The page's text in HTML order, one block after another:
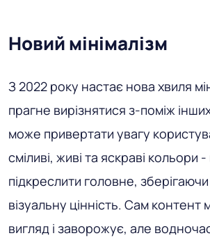
Новий мінімалізм
З 2022 року настає нова хвиля
прагне вирізнятися з-поміж
може привертати увагу
сміливі, живі та яскраві кольори
підкреслити головне,
візуальну цінність. Сам контент
вигляд і заворожує, але